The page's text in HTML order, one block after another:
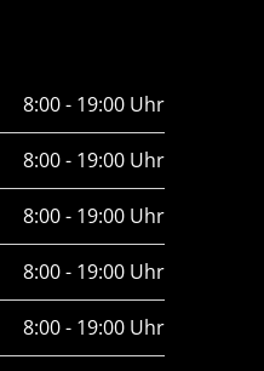
8:00 - 19:00 Uhr
8:00 - 19:00 Uhr
8:00 - 19:00 Uhr
8:00 - 19:00 Uhr
8:00 - 19:00 Uhr